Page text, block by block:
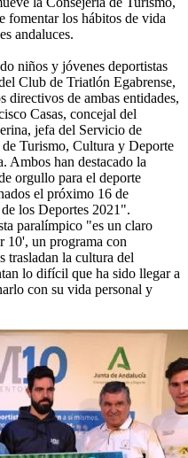
fomentar los hábitos de vida
andaluces.
niños y jóvenes deportistas
Club de Triatlón Egabrense,
directivos de ambas entidades,
Casas, concejal del
jefa del Servicio de
Turismo, Cultura y Deporte
Ambos han destacado la
orgullo para el deporte
el próximo 16 de
los Deportes 2021".
paralímpico "es un claro
10', un programa con
trasladan la cultura del
lo difícil que ha sido llegar a
con su vida personal y